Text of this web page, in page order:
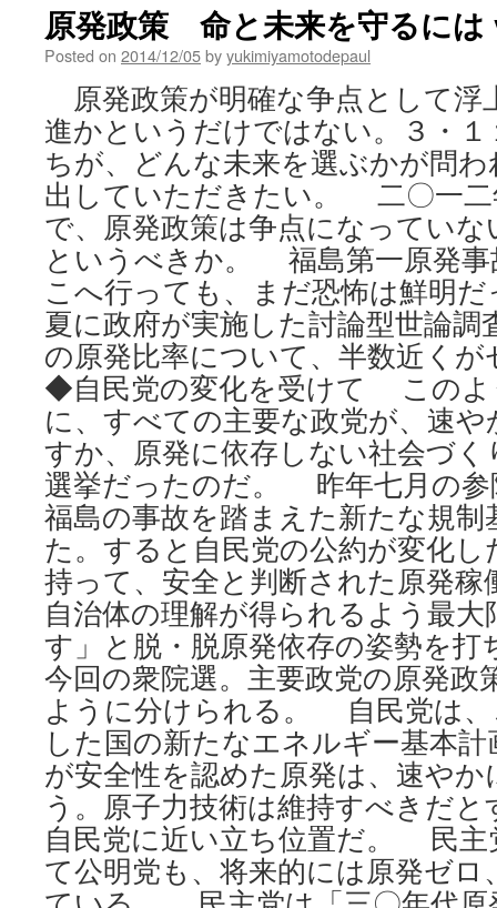
原発政策 命と未来を守るには
Posted on 2014/12/05byyukimiyamotodepaul
原発政策が明確な争点として浮
進かというだけではない。３・
ちが、どんな未来を選ぶかが問
出していただきたい。 二〇一二
で、原発政策は争点になってい
というべきか。 福島第一原発事
こへ行っても、まだ恐怖は鮮明
夏に政府が実施した討論型世論調
の原発比率について、半数近く
◆自民党の変化を受けて このよ
に、すべての主要な政党が、速
すか、原発に依存しない社会づ
選挙だったのだ。 昨年七月の参
福島の事故を踏まえた新たな規
た。すると自民党の公約が変化
持って、安全と判断された原発
自治体の理解が得られるよう最
す」と脱・脱原発依存の姿勢を
今回の衆院選。主要政党の原発政
ように分けられる。 自民党は、
した国の新たなエネルギー基本
が安全性を認めた原発は、速や
う。原子力技術は維持すべきだ
自民党に近い立ち位置だ。 民主
て公明党も、将来的には原発ゼロ